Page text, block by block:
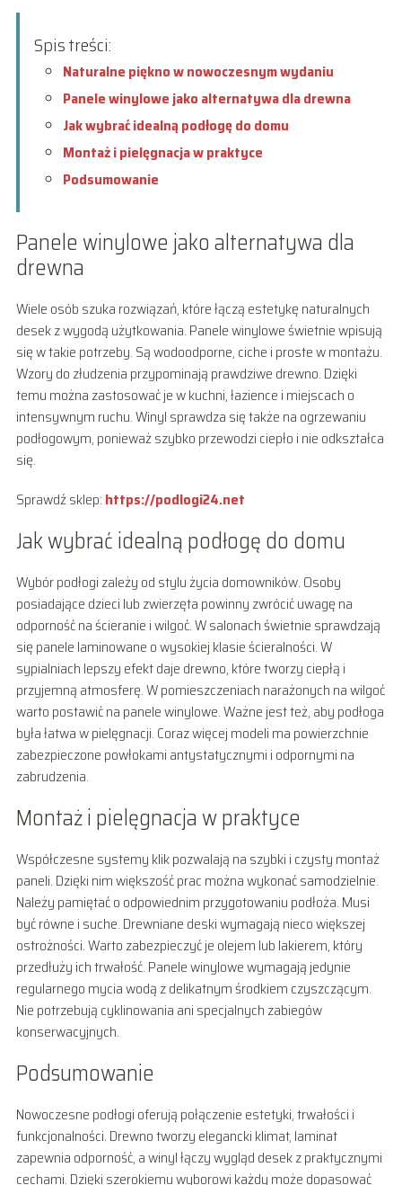
Spis treści:
Naturalne piękno w nowoczesnym wydaniu
Panele winylowe jako alternatywa dla drewna
Jak wybrać idealną podłogę do domu
Montaż i pielęgnacja w praktyce
Podsumowanie
Panele winylowe jako alternatywa dla
drewna
Wiele osób szuka rozwiązań, które łączą estetykę naturalnych
desek z wygodą użytkowania. Panele winylowe świetnie wpisują
się w takie potrzeby. Są wodoodporne, ciche i proste w montażu.
Wzory do złudzenia przypominają prawdziwe drewno. Dzięki
temu można zastosować je w kuchni, łazience i miejscach o
intensywnym ruchu. Winyl sprawdza się także na ogrzewaniu
podłogowym, ponieważ szybko przewodzi ciepło i nie odkształca
się.
Sprawdź sklep: https://podlogi24.net
Jak wybrać idealną podłogę do domu
Wybór podłogi zależy od stylu życia domowników. Osoby
posiadające dzieci lub zwierzęta powinny zwrócić uwagę na
odporność na ścieranie i wilgoć. W salonach świetnie sprawdzają
się panele laminowane o wysokiej klasie ścieralności. W
sypialniach lepszy efekt daje drewno, które tworzy ciepłą i
przyjemną atmosferę. W pomieszczeniach narażonych na wilgoć
warto postawić na panele winylowe. Ważne jest też, aby podłoga
była łatwa w pielęgnacji. Coraz więcej modeli ma powierzchnie
zabezpieczone powłokami antystatycznymi i odpornymi na
zabrudzenia.
Montaż i pielęgnacja w praktyce
Współczesne systemy klik pozwalają na szybki i czysty montaż
paneli. Dzięki nim większość prac można wykonać samodzielnie.
Należy pamiętać o odpowiednim przygotowaniu podłoża. Musi
być równe i suche. Drewniane deski wymagają nieco większej
ostrożności. Warto zabezpieczyć je olejem lub lakierem, który
przedłuży ich trwałość. Panele winylowe wymagają jedynie
regularnego mycia wodą z delikatnym środkiem czyszczącym.
Nie potrzebują cyklinowania ani specjalnych zabiegów
konserwacyjnych.
Podsumowanie
Nowoczesne podłogi oferują połączenie estetyki, trwałości i
funkcjonalności. Drewno tworzy elegancki klimat, laminat
zapewnia odporność, a winyl łączy wygląd desek z praktycznymi
cechami. Dzięki szerokiemu wyborowi każdy może dopasować